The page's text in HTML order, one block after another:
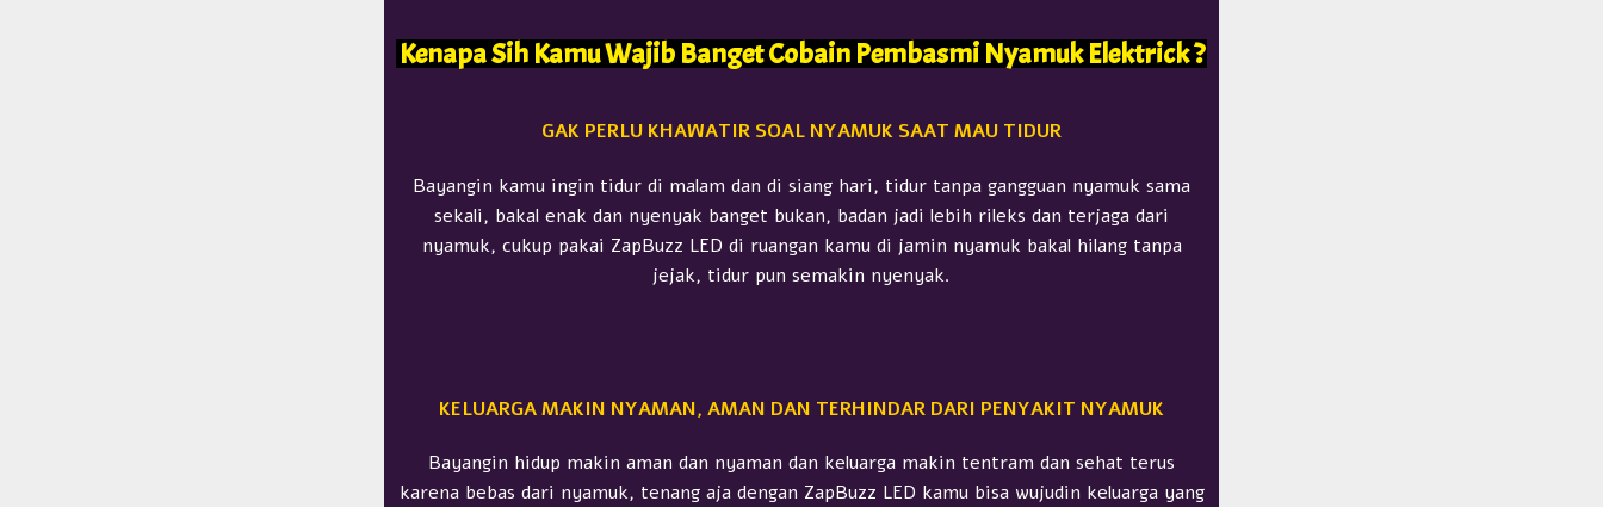
Kenapa Sih Kamu Wajib Banget Cobain Pembasmi Nyamuk Elektrick​ ?
GAK PERLU KHAWATIR SOAL NYAMUK SAAT MAU TIDUR
Bayangin kamu ingin tidur di malam dan di siang hari, tidur tanpa gangguan nyamuk sama
sekali, bakal enak dan nyenyak banget bukan, badan jadi lebih rileks dan terjaga dari
nyamuk, cukup pakai ZapBuzz LED di ruangan kamu di jamin nyamuk bakal hilang tanpa
jejak, tidur pun semakin nyenyak.
KELUARGA MAKIN NYAMAN, AMAN DAN TERHINDAR DARI PENYAKIT NYAMUK
Bayangin hidup makin aman dan nyaman dan keluarga makin tentram dan sehat terus
karena bebas dari nyamuk, tenang aja dengan ZapBuzz LED kamu bisa wujudin keluarga yang